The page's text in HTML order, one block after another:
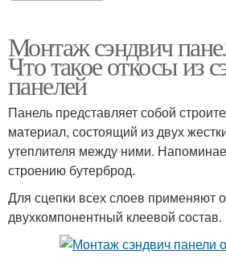
Монтаж сэндвич
Что такое откосы из
панелей
Панель представляет собой
материал, состоящий из двух
утеплителя между ними.
строению бутерброд.
Для сцепки всех слоев применяют
двухкомпонентный клеевой состав.